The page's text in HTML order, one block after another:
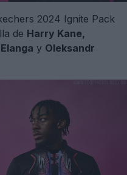
2024 Ignite Pack
de Harry Kane,
y Oleksandr